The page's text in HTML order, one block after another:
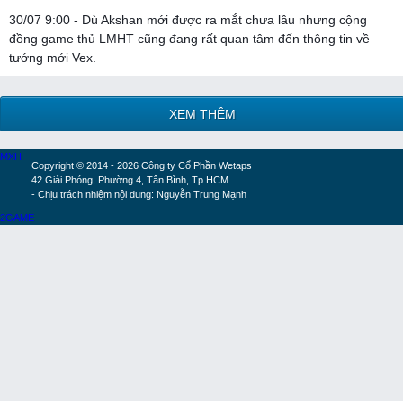
30/07 9:00 - Dù Akshan mới được ra mắt chưa lâu nhưng cộng
đồng game thủ LMHT cũng đang rất quan tâm đến thông tin về
tướng mới Vex.
XEM THÊM
Copyright © 2014 - 2026 Công ty Cổ Phần Wetaps
42 Giải Phóng, Phường 4, Tân Bình, Tp.HCM
- Chịu trách nhiệm nội dung: Nguyễn Trung Mạnh
MXH
2GAME